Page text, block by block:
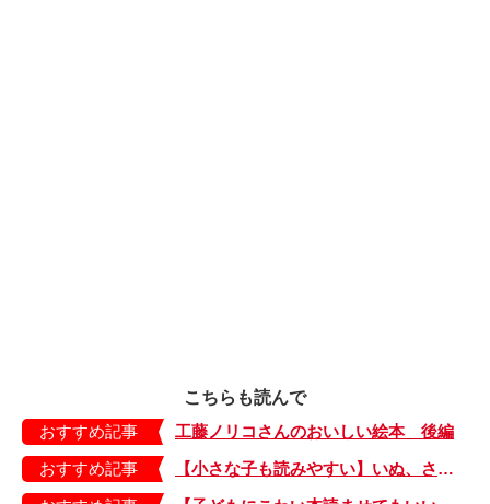
こちらも読んで
おすすめ記事
工藤ノリコさんのおいしい絵本 後編
おすすめ記事
【小さな子も読みやすい】いぬ、さる、うさぎ、ゴリラにあひる…動物たちのまねっこできるかな？『まねまねっこ』発売中！